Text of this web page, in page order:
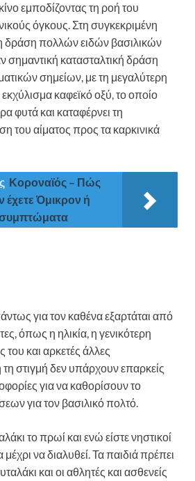
εμποδίζοντας τη ροή του
όγκους. Στη συγκεκριμένη
δράση πολλών ειδών βασιλικών
σημαντική κατασταλτική δράση
σημείων, με τη μεγαλύτερη
εκχύλισμα καφεϊκό οξύ, το οποίο
φυτά και καταφέρνει τη
του αίματος προς τα καρκινικά
Κοροναϊός – Πώς
έχετε Όμικρον ή
συμπτώματα
για τον καθένα εξαρτάται από
όπως η ηλικία, η γενικότερη
του και αρκετές άλλες
στιγμή δεν υπάρχουν επαρκείς
για να καθορίσουν το
για τον βασιλικό πολτό.
το πρωί και ενώ είστε νηστικοί
να διαλυθεί. Τα παιδιά πρέπει
και οι αθλητές και ασθενείς